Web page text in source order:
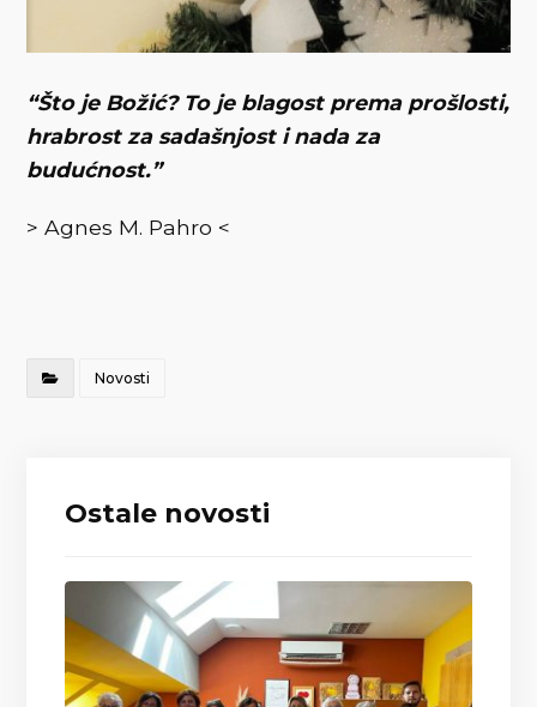
“Što je Božić? To je blagost prema prošlosti,
hrabrost za sadašnjost i nada za
budućnost.”
> Agnes M. Pahro <
Novosti
Ostale novosti